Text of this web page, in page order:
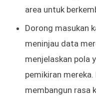
area untuk
Dorong masukan
meninjau data
menjelaskan pola
pemikiran
membangun rasa